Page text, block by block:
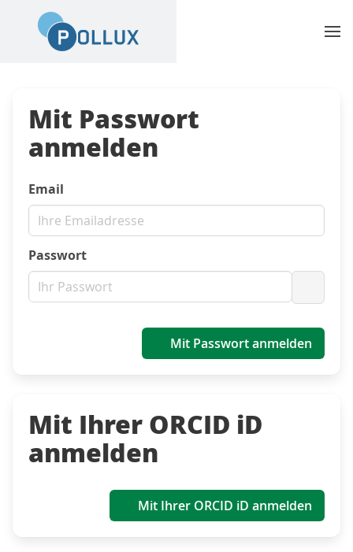
Mit Passwort
anmelden
Email
Passwort
Mit Passwort anmelden
Mit Ihrer ORCID iD
anmelden
Mit Ihrer ORCID iD anmelden